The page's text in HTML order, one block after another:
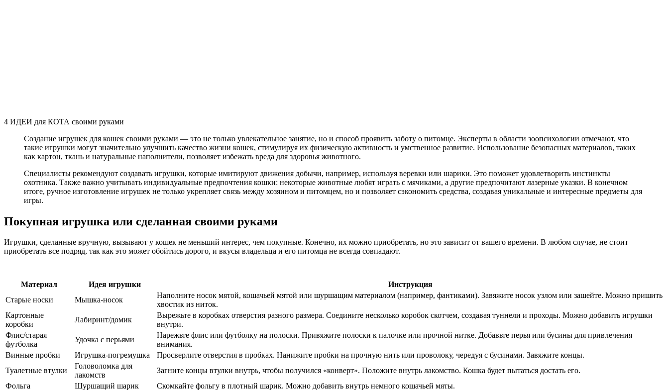
4 ИДЕИ для КОТА своими руками
Создание игрушек для кошек своими руками — это не только увлекательное занятие, но и способ проявить заботу о питомце. Эксперты в области зоопсихологии отмечают, что
такие игрушки могут значительно улучшить качество жизни кошек, стимулируя их физическую активность и умственное развитие. Использование безопасных материалов, таких
как картон, ткань и натуральные наполнители, позволяет избежать вреда для здоровья животного.
Специалисты рекомендуют создавать игрушки, которые имитируют движения добычи, например, используя веревки или шарики. Это поможет удовлетворить инстинкты
охотника. Также важно учитывать индивидуальные предпочтения кошки: некоторые животные любят играть с мячиками, а другие предпочитают лазерные указки. В конечном
итоге, ручное изготовление игрушек не только укрепляет связь между хозяином и питомцем, но и позволяет сэкономить средства, создавая уникальные и интересные предметы для
игры.
Покупная игрушка или сделанная своими руками
Игрушки, сделанные вручную, вызывают у кошек не меньший интерес, чем покупные. Конечно, их можно приобретать, но это зависит от вашего времени. В любом случае, не стоит
приобретать все подряд, так как это может обойтись дорого, и вкусы владельца и его питомца не всегда совпадают.
Материал Идея игрушки
Инструкция
Старые носки
Мышка-носок
Наполните носок мятой, кошачьей мятой или шуршащим материалом (например, фантиками). Завяжите носок узлом или зашейте. Можно пришить
хвостик из ниток.
Картонные
коробки
Лабиринт/домик
Вырежьте в коробках отверстия разного размера. Соедините несколько коробок скотчем, создавая туннели и проходы. Можно добавить игрушки
внутри.
Флис/старая
футболка
Удочка с перьями
Нарежьте флис или футболку на полоски. Привяжите полоски к палочке или прочной нитке. Добавьте перья или бусины для привлечения
внимания.
Винные пробки
Игрушка-погремушка
Просверлите отверстия в пробках. Нанижите пробки на прочную нить или проволоку, чередуя с бусинами. Завяжите концы.
Туалетные втулки
Головоломка для
лакомств
Загните концы втулки внутрь, чтобы получился «конверт». Положите внутрь лакомство. Кошка будет пытаться достать его.
Фольга
Шуршащий шарик
Скомкайте фольгу в плотный шарик. Можно добавить внутрь немного кошачьей мяты.